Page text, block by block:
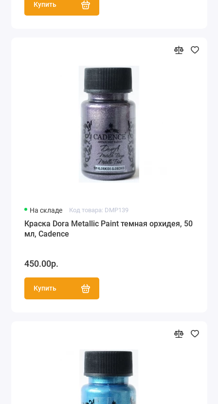
Купить
На складе Код товара: DMP139
Краска Dora Metallic Paint темная орхидея, 50
мл, Cadence
450.00р.
Купить